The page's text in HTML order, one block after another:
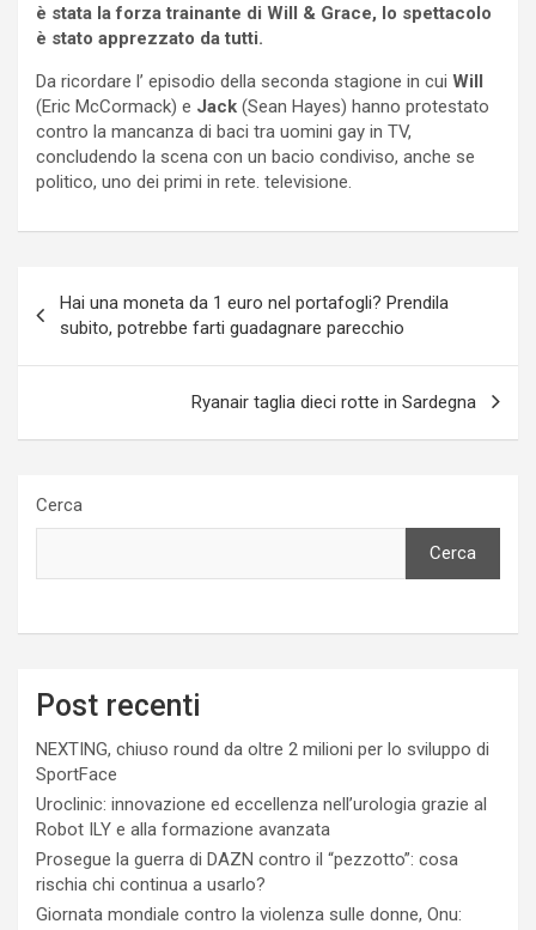
è stata la forza trainante di Will & Grace, lo spettacolo
è stato apprezzato da tutti.
Da ricordare l’ episodio della seconda stagione in cui Will
(Eric McCormack) e Jack (Sean Hayes) hanno protestato
contro la mancanza di baci tra uomini gay in TV,
concludendo la scena con un bacio condiviso, anche se
politico, uno dei primi in rete. televisione.
articoli
Hai una moneta da 1 euro nel portafogli? Prendila
subito, potrebbe farti guadagnare parecchio
Ryanair taglia dieci rotte in Sardegna
Cerca
Cerca
Post recenti
NEXTING, chiuso round da oltre 2 milioni per lo sviluppo di
SportFace
Uroclinic: innovazione ed eccellenza nell’urologia grazie al
Robot ILY e alla formazione avanzata
Prosegue la guerra di DAZN contro il “pezzotto”: cosa
rischia chi continua a usarlo?
Giornata mondiale contro la violenza sulle donne, Onu: